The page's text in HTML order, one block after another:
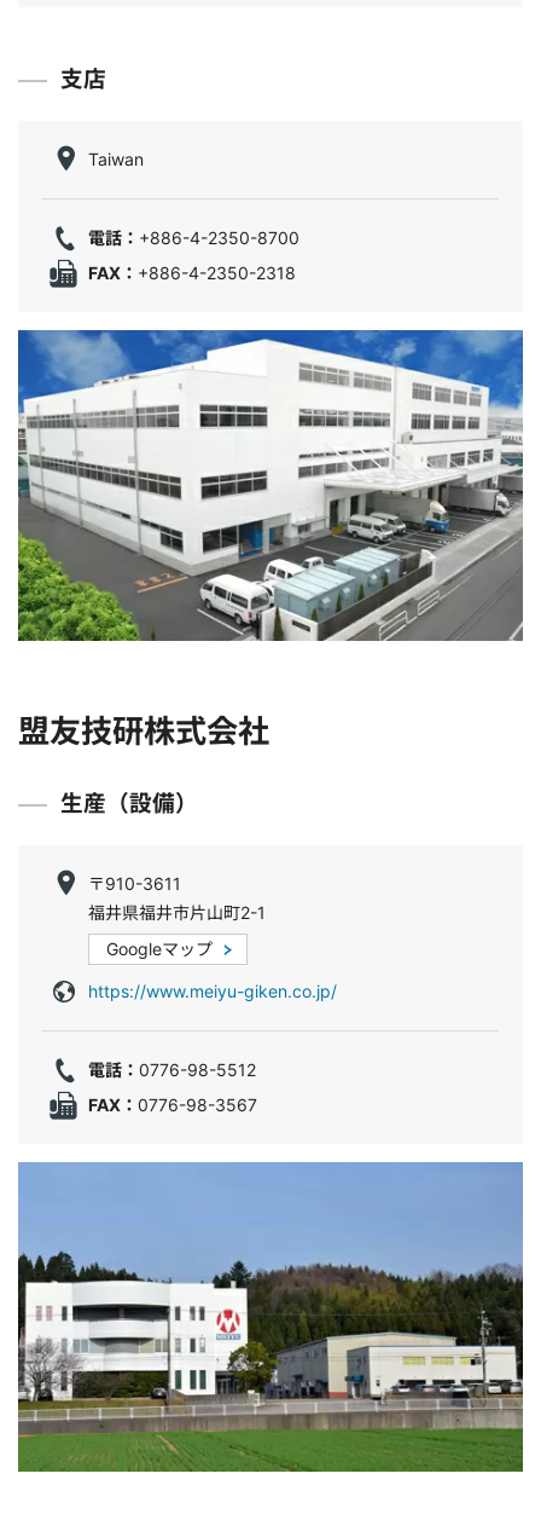
支店
Taiwan
電話： +886-4-2350-8700
FAX： +886-4-2350-2318
盟友技研株式会社
生産（設備）
〒910-3611
福井県福井市片山町2-1
Googleマップ
https://www.meiyu-giken.co.jp/
電話： 0776-98-5512
FAX： 0776-98-3567